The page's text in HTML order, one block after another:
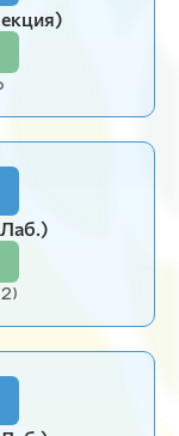
(Лаб.)
(Лаб.)